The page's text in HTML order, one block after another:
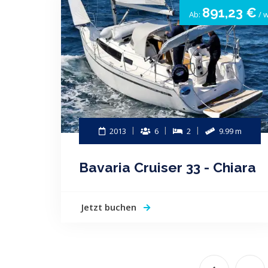
Ab: 891,23 € /
2013 6 2 9.99 m
Bavaria Cruiser 33 - Chiara
Jetzt buchen